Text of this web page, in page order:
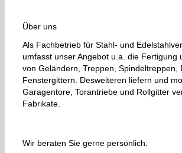
Über uns
Als Fachbetrieb für Stahl- und
umfasst unser Angebot u.a. die Fertigung
von Geländern, Treppen, Spindeltreppen,
Fenstergittern. Desweiteren liefern und
Garagentore, Torantriebe und Rollgitter
Fabrikate.
Wir beraten Sie gerne persönlich: